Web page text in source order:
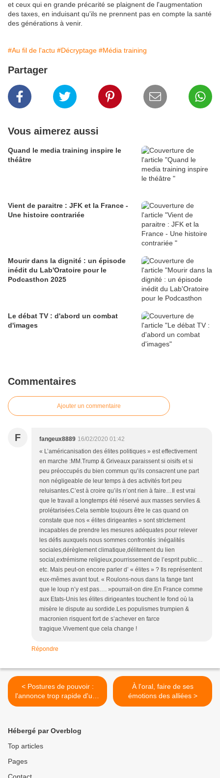
et ceux qui en grande précarité se plaignent de l'augmentation
des taxes, en induisant qu'ils ne prennent pas en compte la santé
des générations à venir.
#Au fil de l'actu #Décryptage #Média training
Partager
Vous aimerez aussi
Quand le media training inspire le
théâtre
Vient de paraitre : JFK et la France -
Une histoire contrariée
Mourir dans la dignité : un épisode
inédit du Lab'Oratoire pour le
Podcasthon 2025
Le débat TV : d'abord un combat
d'images
Commentaires
Ajouter un commentaire
F fangeux8889 16/02/2020 01:42
« L’américanisation des élites politiques » est effectivement
en marche :MM.Trump & Griveaux paraissent si oisifs et si
peu préoccupés du bien commun qu’ils consacrent une part
non négligeable de leur temps à des activités fort peu
reluisantes.C’est à croire qu’ils n’ont rien à faire…Il est vrai
que le travail a longtemps été réservé aux masses serviles &
prolétarisées.Cela semble toujours être le cas quand on
constate que nos « élites dirigeantes » sont strictement
incapables de prendre les mesures adéquates pour relever
les défis auxquels nous sommes confrontés :inégalités
sociales,dérèglement climatique,délitement du lien
social,extrémisme religieux,pourrissement de l’esprit public…
etc. Mais peut-on encore parler d’ « élites » ? Ils représentent
eux-mêmes avant tout. « Roulons-nous dans la fange tant
que le loup n’y est pas…. »pourrait-on dire.En France comme
aux Etats-Unis les élites dirigeantes touchent le fond où la
misère le dispute au sordide.Les populismes trumpien &
macronien risquent fort de s’achever en farce
tragique.Vivement que cela change !
Répondre
< Postures de pouvoir :
l'annonce trop rapide d'une
imposture ?
À l'oral, faire de ses
émotions des alliées >
Hébergé par Overblog
Top articles
Pages